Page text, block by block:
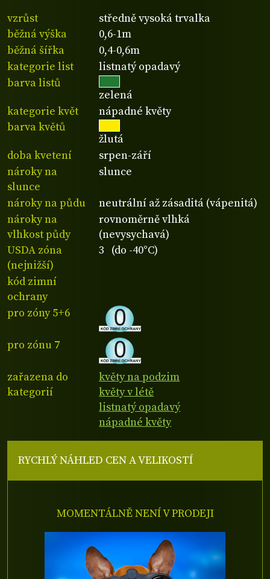
vzrůst
středně vysoká trvalka
běžná výška
0,6-1m
běžná šířka
0,4-0,6m
kategorie list
listnatý opadavý
barva listů
zelená
kategorie květ
nápadné květy
barva květů
žlutá
doba kvetení
srpen-září
nároky na
slunce
slunce
nároky na půdu
neutrální až zásaditá (vápenitá)
nároky na
vlhkost půdy
rovnoměrně vlhká
(nevysychavá)
USDA zóna
(nejnižší)
3 (do -40°C)
kód zimní
ochrany
pro zóny 5+6
pro zónu 7
zařazena do
kategorií
květy na podzim
květy v létě
listnatý opadavý
nápadné květy
RYCHLÝ NÁHLED CEN A VELIKOSTÍ
MOMENTÁLNĚ NENÍ V PRODEJI